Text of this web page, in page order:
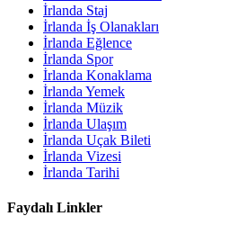
İrlanda Staj
İrlanda İş Olanakları
İrlanda Eğlence
İrlanda Spor
İrlanda Konaklama
İrlanda Yemek
İrlanda Müzik
İrlanda Ulaşım
İrlanda Uçak Bileti
İrlanda Vizesi
İrlanda Tarihi
Faydalı Linkler